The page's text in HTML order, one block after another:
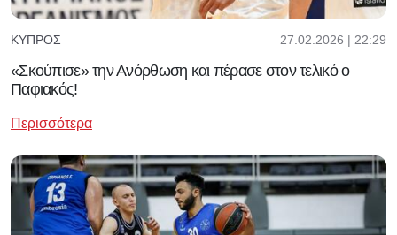
ΚΎΠΡΟΣ 27.02.2026 | 22:29
«Σκούπισε» την Ανόρθωση και πέρασε στον τελικό ο
Παφιακός!
Περισσότερα